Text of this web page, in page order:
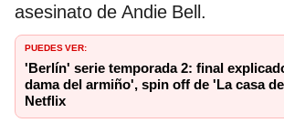
asesinato de Andie Bell.
PUEDES VER:
'Berlín' serie temporada 2: final
dama del armiño', spin off de 'La casa
Netflix